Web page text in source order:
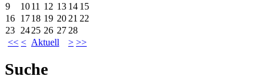
<< < Aktuell > >>
9
1011 12 13 14 15
16 1718 19 20 21 22
23 2425 26 27 28
Suche